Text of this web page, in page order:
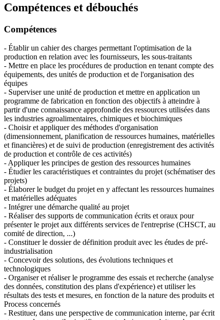
Compétences et débouchés
Compétences
- Établir un cahier des charges permettant l'optimisation de la
production en relation avec les fournisseurs, les sous-traitants
- Mettre en place les procédures de production en tenant compte des
équipements, des unités de production et de l'organisation des
équipes
- Superviser une unité de production et mettre en application un
programme de fabrication en fonction des objectifs à atteindre à
partir d'une connaissance approfondie des ressources utilisées dans
les industries agroalimentaires, chimiques et biochimiques
- Choisir et appliquer des méthodes d'organisation
(dimensionnement, planification de ressources humaines, matérielles
et financières) et de suivi de production (enregistrement des activités
de production et contrôle de ces activités)
- Appliquer les principes de gestion des ressources humaines
- Étudier les caractéristiques et contraintes du projet (schématiser des
projets)
- Élaborer le budget du projet en y affectant les ressources humaines
et matérielles adéquates
- Intégrer une démarche qualité au projet
- Réaliser des supports de communication écrits et oraux pour
présenter le projet aux différents services de l'entreprise (CHSCT, au
comité de direction, ...)
- Constituer le dossier de définition produit avec les études de pré-
industrialisation
- Concevoir des solutions, des évolutions techniques et
technologiques
- Organiser et réaliser le programme des essais et recherche (analyse
des données, constitution des plans d'expérience) et utiliser les
résultats des tests et mesures, en fonction de la nature des produits et
Process concernés
- Restituer, dans une perspective de communication interne, par écrit